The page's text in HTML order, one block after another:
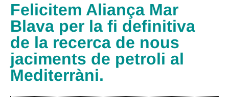
Felicitem Aliança Mar
Blava per la fi definitiva
de la recerca de nous
jaciments de petroli al
Mediterràni.